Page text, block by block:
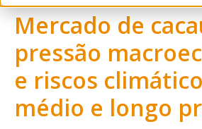
Quem Somos
A Hedgepoint
Sala de Imprensa
Mercado de
pressão
e riscos
médio e longo